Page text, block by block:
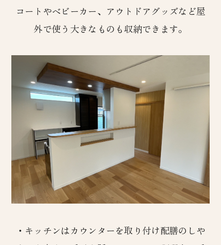
コートやベビーカー、アウトドアグッズなど屋
外で使う大きなものも収納できます。
・キッチンはカウンターを取り付け配膳のしや